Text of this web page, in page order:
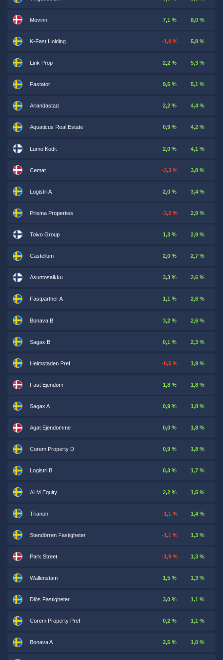
Movinn 7,1 % 8,0 %
K-Fast Holding -1,9 % 5,8 %
Link Prop 2,2 % 5,3 %
Fastator 9,5 % 5,1 %
Arlandastad 2,2 % 4,4 %
Aquaticus Real Estate 0,9 % 4,2 %
Lumo Kodit 2,0 % 4,1 %
Cemat -3,3 % 3,8 %
Logistri A 2,0 % 3,4 %
Prisma Properties -3,2 % 2,9 %
Toivo Group 1,3 % 2,9 %
Castellum 2,0 % 2,7 %
Asuntosalkku 3,3 % 2,6 %
Fastpartner A 1,1 % 2,6 %
Bonava B 3,2 % 2,6 %
Sagax B 0,1 % 2,3 %
Heimstaden Pref -0,5 % 1,9 %
Fast Ejendom 1,8 % 1,8 %
Sagax A 0,9 % 1,8 %
Agat Ejendomme 0,0 % 1,8 %
Corem Property D 0,9 % 1,8 %
Logistri B 0,3 % 1,7 %
ALM Equity 2,2 % 1,5 %
Trianon -1,1 % 1,4 %
Stendörren Fastigheter -1,1 % 1,3 %
Park Street -1,9 % 1,3 %
Wallenstam 1,5 % 1,3 %
Diös Fastigheter 3,0 % 1,1 %
Corem Property Pref 0,2 % 1,1 %
Bonava A 2,5 % 1,0 %